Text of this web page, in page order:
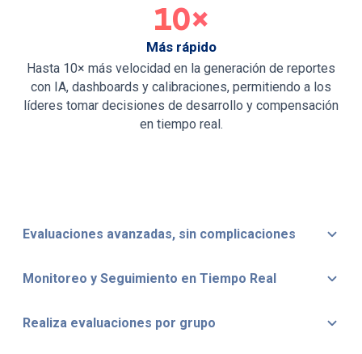
10×
Más rápido
Hasta 10× más velocidad en la generación de reportes
con IA, dashboards y calibraciones, permitiendo a los
líderes tomar decisiones de desarrollo y compensación
en tiempo real.
Evaluaciones avanzadas, sin complicaciones
Monitoreo y Seguimiento en Tiempo Real
Realiza evaluaciones por grupo